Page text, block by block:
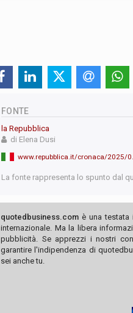
FONTE
la Repubblica
di Elena Dusi
La fonte rappresenta lo spunto dal
quotedbusiness.com è una testata
internazionale. Ma la libera
pubblicità. Se apprezzi i nostri
garantire l'indipendenza di
sei anche tu.